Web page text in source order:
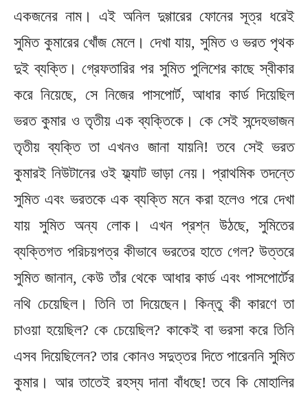
একজনের নাম। এই অনিল দুগ্গারের ফোনের সূত্র ধরেই
সুমিত কুমারের খোঁজ মেলে। দেখা যায়, সুমিত ও ভরত পৃথক
দুই ব্যক্তি। গ্রেফতারির পর সুমিত পুলিশের কাছে স্বীকার
করে নিয়েছে, সে নিজের পাসপোর্ট, আধার কার্ড দিয়েছিল
ভরত কুমার ও তৃতীয় এক ব্যক্তিকে। কে সেই সন্দেহভাজন
তৃতীয় ব্যক্তি তা এখনও জানা যায়নি! তবে সেই ভরত
কুমারই নিউটানের ওই ফ্ল্যাট ভাড়া নেয়। প্রাথমিক তদন্তে
সুমিত এবং ভরতকে এক ব্যক্তি মনে করা হলেও পরে দেখা
যায় সুমিত অন্য লোক। এখন প্রশ্ন উঠছে, সুমিতের
ব্যক্তিগত পরিচয়পত্র কীভাবে ভরতের হাতে গেল? উত্তরে
সুমিত জানান, কেউ তাঁর থেকে আধার কার্ড এবং পাসপোর্টের
নথি চেয়েছিল। তিনি তা দিয়েছেন। কিন্তু কী কারণে তা
চাওয়া হয়েছিল?‌ কে চেয়েছিল?‌ কাকেই বা ভরসা করে তিনি
এসব দিয়েছিলেন?‌ তার কোনও সদুত্তর দিতে পারেননি সুমিত
কুমার। আর তাতেই রহস্য দানা বাঁধছে! তবে কি মোহালির